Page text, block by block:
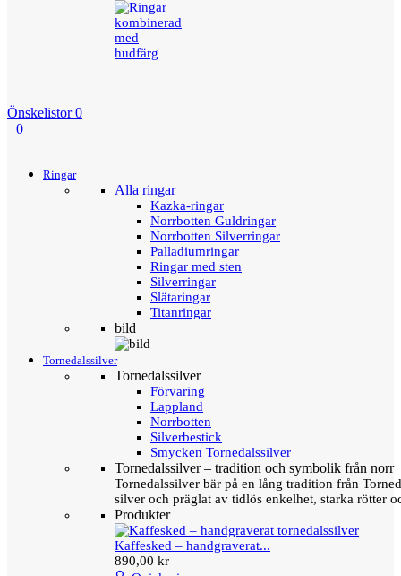
Önskelistor 0
0
Ringar
Alla ringar
Kazka-ringar
Norrbotten Guldringar
Norrbotten Silverringar
Palladiumringar
Ringar med sten
Silverringar
Slätaringar
Titanringar
bild
Tornedalssilver
Tornedalssilver
Förvaring
Lappland
Norrbotten
Silverbestick
Smycken Tornedalssilver
Tornedalssilver – tradition och symbolik från norr
Tornedalssilver bär på en lång tradition från
silver och präglat av tidlös enkelhet, starka rötter
Produkter
Kaffesked – handgraverat...
890,00 kr